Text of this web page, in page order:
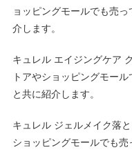
ョッピングモールでも売
介します。
キュレル エイジングケア
トアやショッピングモー
と共に紹介します。
キュレル ジェルメイク落
ショッピングモールでも